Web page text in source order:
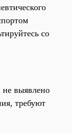
со
не выявлено
требуют